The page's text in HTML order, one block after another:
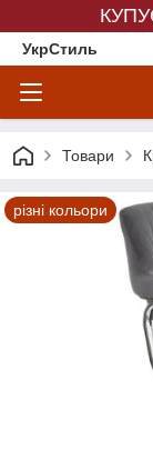
УкрСтиль
Товари
різні кольори